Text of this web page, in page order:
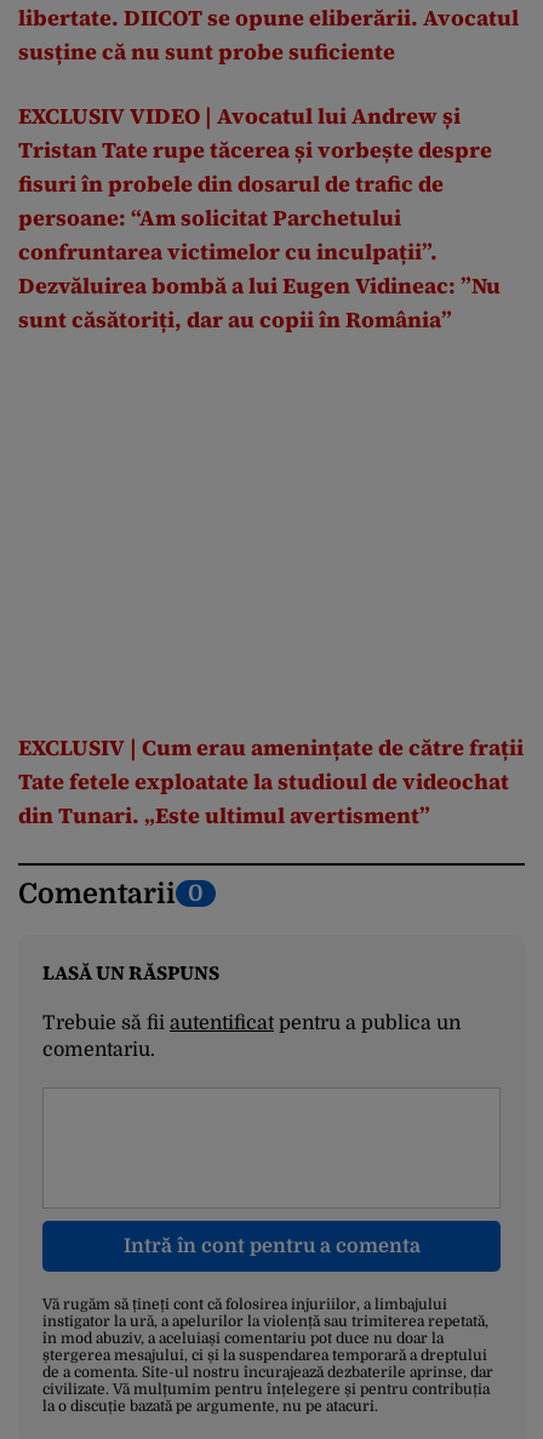
libertate. DIICOT se opune eliberării. Avocatul
susține că nu sunt probe suficiente
EXCLUSIV VIDEO | Avocatul lui Andrew și
Tristan Tate rupe tăcerea și vorbește despre
fisuri în probele din dosarul de trafic de
persoane: “Am solicitat Parchetului
confruntarea victimelor cu inculpații”.
Dezvăluirea bombă a lui Eugen Vidineac: ”Nu
sunt căsătoriți, dar au copii în România”
EXCLUSIV | Cum erau amenințate de către frații
Tate fetele exploatate la studioul de videochat
din Tunari. „Este ultimul avertisment”
Comentarii 0
LASĂ UN RĂSPUNS
Trebuie să fii autentificatpentru a publica un
comentariu.
Intră în cont pentru a comenta
Vă rugăm să țineți cont că folosirea injuriilor, a limbajului
instigator la ură, a apelurilor la violență sau trimiterea repetată,
în mod abuziv, a aceluiași comentariu pot duce nu doar la
ștergerea mesajului, ci și la suspendarea temporară a dreptului
de a comenta. Site-ul nostru încurajează dezbaterile aprinse, dar
civilizate. Vă mulțumim pentru înțelegere și pentru contribuția
la o discuție bazată pe argumente, nu pe atacuri.